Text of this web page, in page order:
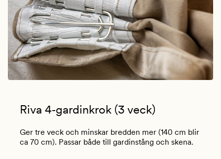
Riva 4‑gardinkrok (3 veck)
Ger tre veck och minskar bredden mer (140 cm blir
ca 70 cm). Passar både till gardinstång och skena.